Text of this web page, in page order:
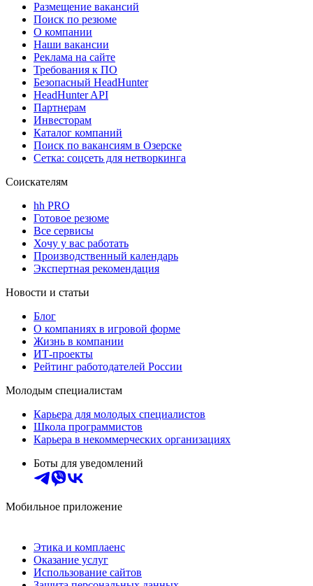
Размещение вакансий
Поиск по резюме
О компании
Наши вакансии
Реклама на сайте
Требования к ПО
Безопасный HeadHunter
HeadHunter API
Партнерам
Инвесторам
Каталог компаний
Поиск по вакансиям в Озерске
Сетка: соцсеть для нетворкинга
Соискателям
hh PRO
Готовое резюме
Все сервисы
Хочу у вас работать
Производственный календарь
Экспертная рекомендация
Новости и статьи
Блог
О компаниях в игровой форме
Жизнь в компании
ИТ-проекты
Рейтинг работодателей России
Молодым специалистам
Карьера для молодых специалистов
Школа программистов
Карьера в некоммерческих организациях
Боты для уведомлений
Мобильное приложение
Этика и комплаенс
Оказание услуг
Использование сайтов